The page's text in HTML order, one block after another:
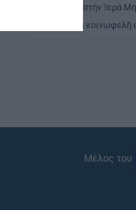
στρατοπέδου στήν Ἱερά
Καστορίας γιά κοινωφελῆ
Μέλος του